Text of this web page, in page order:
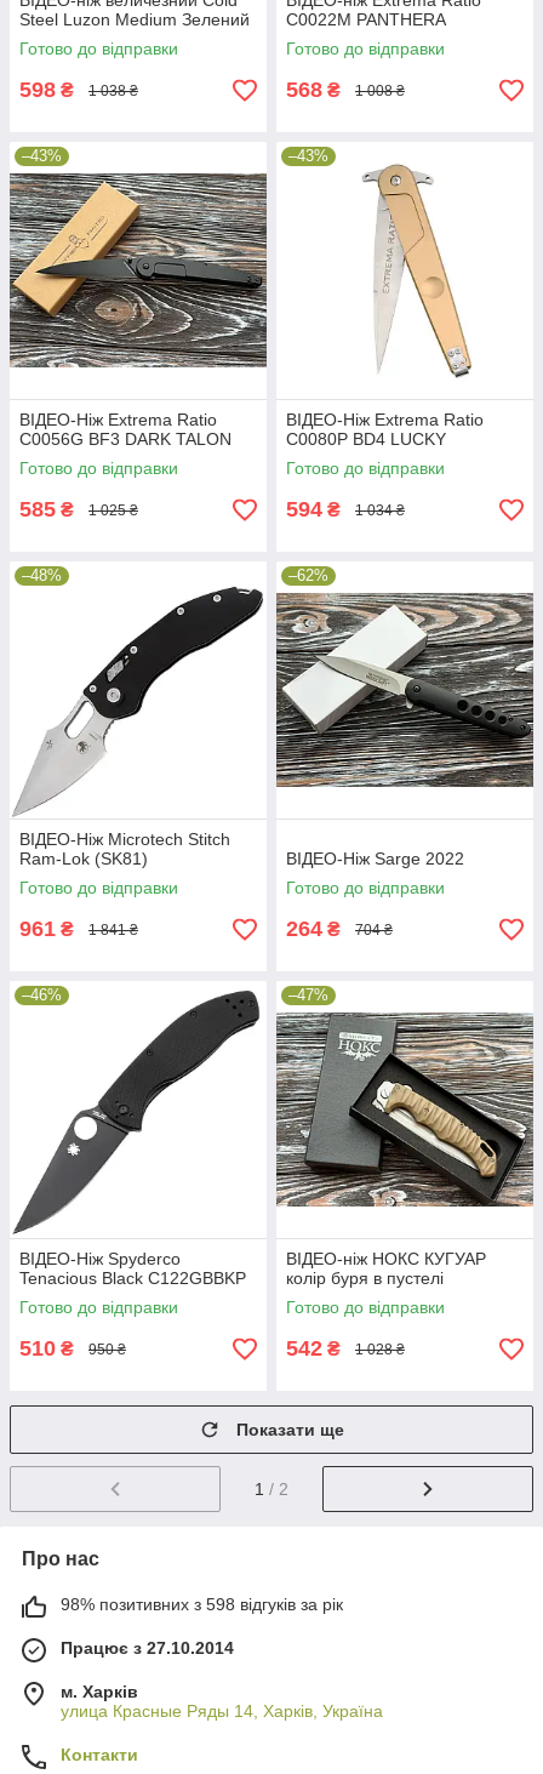
Steel Luzon Medium Зелений
Готово до відправки
598 ₴ 1 038 ₴
C0022M PANTHERA
Готово до відправки
568 ₴ 1 008 ₴
–43%
ВІДЕО-Ніж Extrema Ratio
C0056G BF3 DARK TALON
Готово до відправки
585 ₴ 1 025 ₴
–43%
ВІДЕО-Ніж Extrema Ratio
C0080P BD4 LUCKY
Готово до відправки
594 ₴ 1 034 ₴
–48%
ВІДЕО-Ніж Microtech Stitch
Ram-Lok (SK81)
Готово до відправки
961 ₴ 1 841 ₴
–62%
ВІДЕО-Ніж Sarge 2022
Готово до відправки
264 ₴ 704 ₴
–46%
ВІДЕО-Ніж Spyderco
Tenacious Black C122GBBKP
Готово до відправки
510 ₴ 950 ₴
–47%
ВІДЕО-ніж НОКС КУГУАР
колір буря в пустелі
Готово до відправки
542 ₴ 1 028 ₴
Показати ще
1 / 2
Про нас
98% позитивних з 598 відгуків за рік
Працює з 27.10.2014
м. Харків
улица Красные Ряды 14, Харків, Україна
Контакти